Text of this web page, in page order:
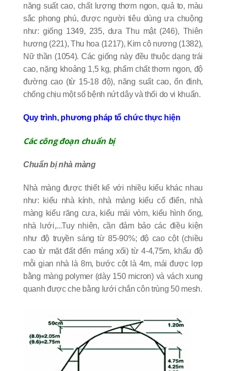
năng suất cao, chất lượng thơm ngon, quả to, màu
sắc phong phú, được người tiêu dùng ưa chuộng
như: giống 1349, 235, dưa Thu mật (246), Thiên
hương (221), Thu hoa (1217), Kim cô nương (1382),
Nữ thần (1054). Các giống này đều thuộc dạng trái
cao, nặng khoảng 1,5 kg, phẩm chất thơm ngon, độ
đường cao (từ 15-18 độ), năng suất cao, ổn định,
chống chịu một số bệnh nứt dây và thối do vi khuẩn.
Quy trình, phương pháp tổ chức thực hiện
Các công đoạn chuẩn bị
Chuẩn bị nhà màng
Nhà màng được thiết kế với nhiều kiểu khác nhau
như: kiểu nhà kính, nhà màng kiểu cổ điển, nhà
màng kiểu răng cưa, kiểu mái vòm, kiểu hình ống,
nhà lưới,...Tuy nhiên, cần đảm bảo các điều kiện
như độ truyền sáng từ 85-90%; độ cao cột (chiều
cao từ mặt đất đến máng xối) từ 4-4,75m, khẩu độ
mỗi gian nhà là 8m, bước cột là 4m, mái được lợp
bằng màng polymer (dày 150 micron) và vách xung
quanh được che bằng lưới chắn côn trùng 50 mesh.